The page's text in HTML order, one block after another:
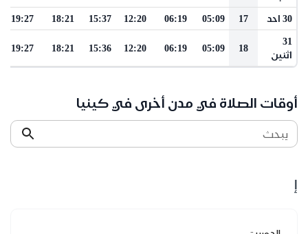
30 احد 17
05:09
06:19
12:20
15:37
18:21
19:27
31
اثنين
18
05:09
06:19
12:20
15:36
18:21
19:27
أوقات الصلاة في مدن أخرى في كينيا
يبحث
إ